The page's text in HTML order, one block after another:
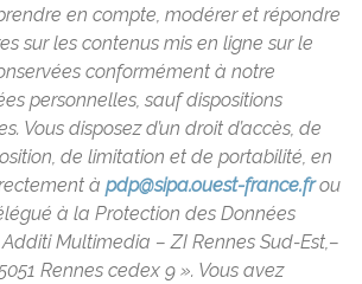
en compte, modérer et répondre
sur les contenus mis en ligne sur le
conformément à notre
personnelles, sauf dispositions
Vous disposez d’un droit d’accès, de
de limitation et de portabilité, en
à pdp@sipa.ouest-france.frou
à la Protection des Données
Multimedia – ZI Rennes Sud-Est,–
Rennes cedex 9 ». Vous avez